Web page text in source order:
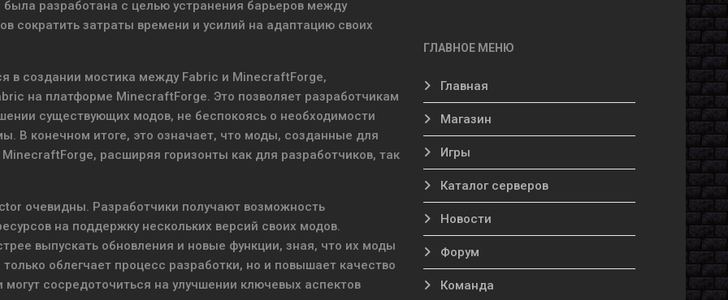
разработана с целью устранения барьеров между
сократить затраты времени и усилий на адаптацию своих
в создании мостика между Fabric и MinecraftForge,
на платформе MinecraftForge. Это позволяет разработчикам
существующих модов, не беспокоясь о необходимости
В конечном итоге, это означает, что моды, созданные для
расширяя горизонты как для разработчиков, так
очевидны. Разработчики получают возможность
на поддержку нескольких версий своих модов.
выпускать обновления и новые функции, зная, что их моды
облегчает процесс разработки, но и повышает качество
могут сосредоточиться на улучшении ключевых аспектов
ГЛАВНОЕ МЕНЮ
Главная
Магазин
Игры
Каталог серверов
Новости
Форум
Команда